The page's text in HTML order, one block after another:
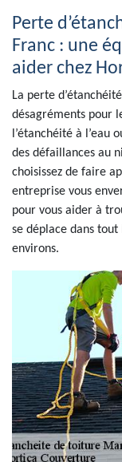
Perte
Franc : une
aider chez
La perte
désagréments pour
l’étanchéité à l’eau
des défaillances au
choisissez de faire
entreprise vous
pour vous aider à
se déplace dans
environs.